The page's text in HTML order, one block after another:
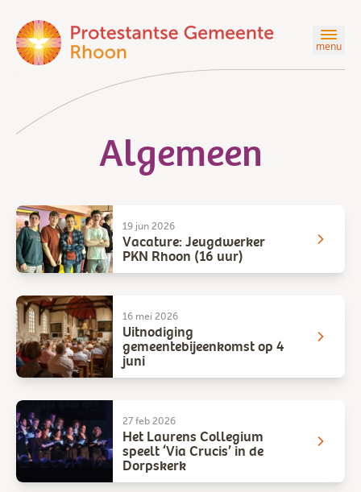
menu
Algemeen
Vacature: Jeugdwerker
PKN Rhoon (16 uur)
19 jun 2026
Uitnodiging
gemeentebijeenkomst op 4
juni
16 mei 2026
Het Laurens Collegium
speelt ‘Via Crucis’ in de
Dorpskerk
27 feb 2026